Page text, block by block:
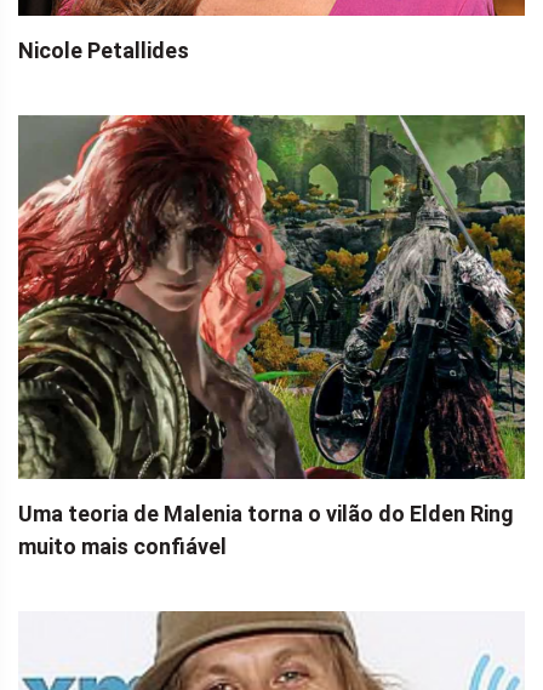
Nicole Petallides
Uma teoria de Malenia torna o vilão do Elden Ring
muito mais confiável